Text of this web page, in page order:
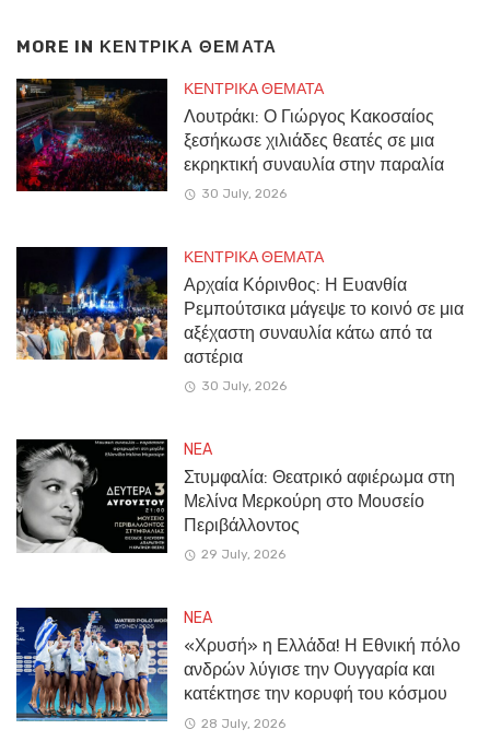
MORE IN ΚΕΝΤΡΙΚΑ ΘΕΜΑΤΑ
ΚΕΝΤΡΙΚΑ ΘΕΜΑΤΑ
Λουτράκι: Ο Γιώργος Κακοσαίος
ξεσήκωσε χιλιάδες θεατές σε μια
εκρηκτική συναυλία στην παραλία
30 July, 2026
ΚΕΝΤΡΙΚΑ ΘΕΜΑΤΑ
Αρχαία Κόρινθος: Η Ευανθία
Ρεμπούτσικα μάγεψε το κοινό σε μια
αξέχαστη συναυλία κάτω από τα
αστέρια
30 July, 2026
NEA
Στυμφαλία: Θεατρικό αφιέρωμα στη
Μελίνα Μερκούρη στο Μουσείο
Περιβάλλοντος
29 July, 2026
NEA
«Χρυσή» η Ελλάδα! Η Εθνική πόλο
ανδρών λύγισε την Ουγγαρία και
κατέκτησε την κορυφή του κόσμου
28 July, 2026